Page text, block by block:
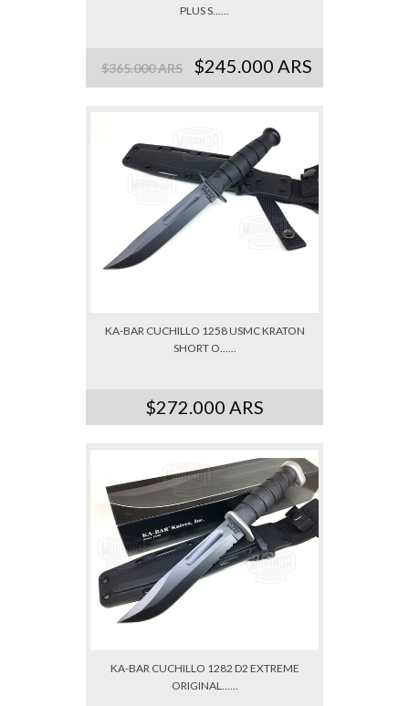
PLUS S......
$365.000 ARS $245.000 ARS
KA-BAR CUCHILLO 1258 USMC KRATON
SHORT O......
$272.000 ARS
KA-BAR CUCHILLO 1282 D2 EXTREME
ORIGINAL......